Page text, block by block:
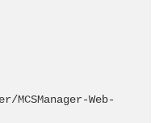
Web-